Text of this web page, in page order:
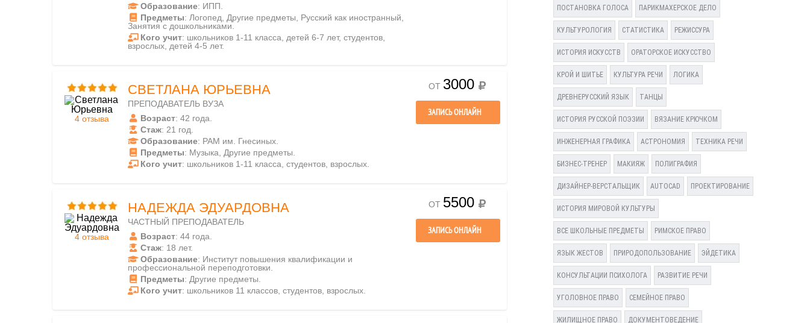
Образование: ИПП.
Предметы: Логопед, Другие предметы, Русский как иностранный,
Занятия с дошкольниками.
Кого учит: школьников 1-11 класса, детей 6-7 лет, студентов,
взрослых, детей 4-5 лет.
4 отзыва
СВЕТЛАНА ЮРЬЕВНА
ПРЕПОДАВАТЕЛЬ ВУЗА
Возраст: 42 года.
Стаж: 21 год.
Образование: РАМ им. Гнесиных.
Предметы: Музыка, Другие предметы.
Кого учит: школьников 1-11 класса, студентов, взрослых.
ОТ 3000
ЗАПИСЬ ОНЛАЙН
4 отзыва
НАДЕЖДА ЭДУАРДОВНА
ЧАСТНЫЙ ПРЕПОДАВАТЕЛЬ
Возраст: 44 года.
Стаж: 18 лет.
Образование: Институт повышения квалификации и
профессиональной переподготовки.
Предметы: Другие предметы.
Кого учит: школьников 11 классов, студентов, взрослых.
ОТ 5500
ЗАПИСЬ ОНЛАЙН
ПОСТАНОВКА ГОЛОСА ПАРИКМАХЕРСКОЕ ДЕЛО
КУЛЬТУРОЛОГИЯ СТАТИСТИКА РЕЖИССУРА
ИСТОРИЯ ИСКУССТВ ОРАТОРСКОЕ ИСКУССТВО
КРОЙ И ШИТЬЕ КУЛЬТУРА РЕЧИ ЛОГИКА
ДРЕВНЕРУССКИЙ ЯЗЫК ТАНЦЫ
ИСТОРИЯ РУССКОЙ ПОЭЗИИ ВЯЗАНИЕ КРЮЧКОМ
ИНЖЕНЕРНАЯ ГРАФИКА АСТРОНОМИЯ ТЕХНИКА РЕЧИ
БИЗНЕС-ТРЕНЕР МАКИЯЖ ПОЛИГРАФИЯ
ДИЗАЙНЕР-ВЕРСТАЛЬЩИК AUTOCAD ПРОЕКТИРОВАНИЕ
ИСТОРИЯ МИРОВОЙ КУЛЬТУРЫ
ВСЕ ШКОЛЬНЫЕ ПРЕДМЕТЫ РИМСКОЕ ПРАВО
ЯЗЫК ЖЕСТОВ ПРИРОДОПОЛЬЗОВАНИЕ ЭЙДЕТИКА
КОНСУЛЬТАЦИИ ПСИХОЛОГА РАЗВИТИЕ РЕЧИ
УГОЛОВНОЕ ПРАВО СЕМЕЙНОЕ ПРАВО
ЖИЛИЩНОЕ ПРАВО ДОКУМЕНТОВЕДЕНИЕ